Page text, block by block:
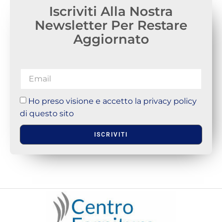
Iscriviti Alla Nostra
Newsletter Per Restare
Aggiornato
Ho preso visione e accetto la privacy policy
di questo sito
ISCRIVITI